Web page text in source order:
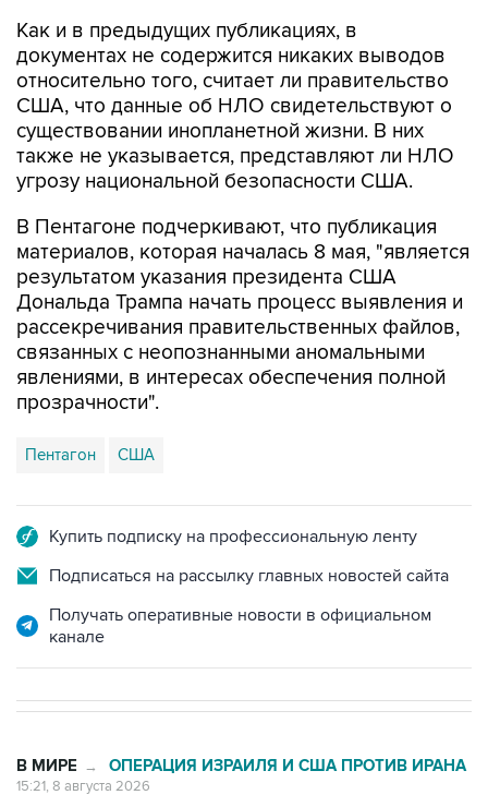
Как и в предыдущих публикациях, в
документах не содержится никаких выводов
относительно того, считает ли правительство
США, что данные об НЛО свидетельствуют о
существовании инопланетной жизни. В них
также не указывается, представляют ли НЛО
угрозу национальной безопасности США.
В Пентагоне подчеркивают, что публикация
материалов, которая началась 8 мая, "является
результатом указания президента США
Дональда Трампа начать процесс выявления и
рассекречивания правительственных файлов,
связанных с неопознанными аномальными
явлениями, в интересах обеспечения полной
прозрачности".
Пентагон США
Купить подписку на профессиональную ленту
Подписаться на рассылку главных новостей сайта
Получать оперативные новости в официальном
канале
В МИРЕ → ОПЕРАЦИЯ ИЗРАИЛЯ И США ПРОТИВ ИРАНА
15:21, 8 августа 2026